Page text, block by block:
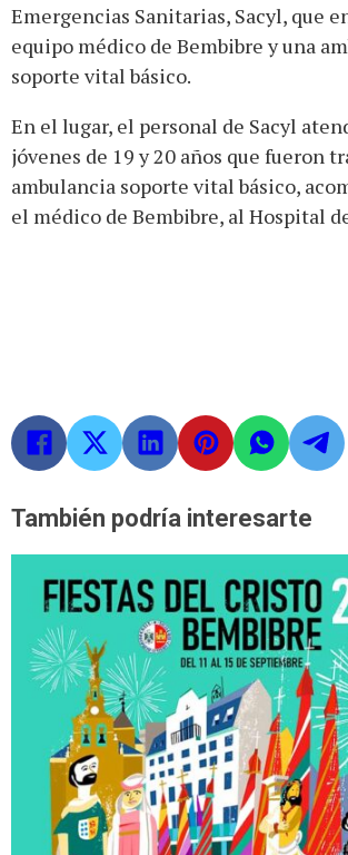
Emergencias Sanitarias, Sacyl, que
equipo médico de Bembibre y una
soporte vital básico.
En el lugar, el personal de Sacyl
jóvenes de 19 y 20 años que fueron
ambulancia soporte vital básico,
el médico de Bembibre, al Hospital
También podría interesarte